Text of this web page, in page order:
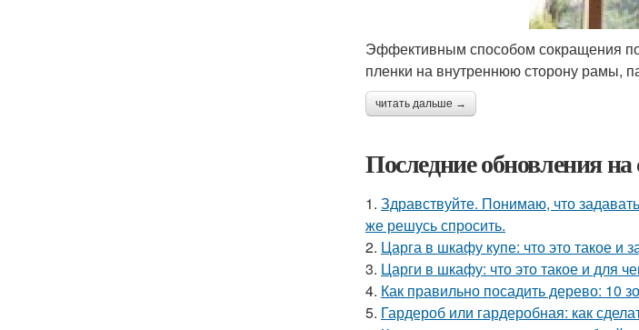
Эффективным способом сокращения
пленки на внутреннюю сторону рамы,
читать дальше →
Последние обновления на
1. Здравствуйте. Понимаю, что
же решусь спросить.
2. Царга в шкафу купе: что это такое и
3. Царги в шкафу: что это такое и для
4. Как правильно посадить дерево: 10
5. Гардероб или гардеробная: как